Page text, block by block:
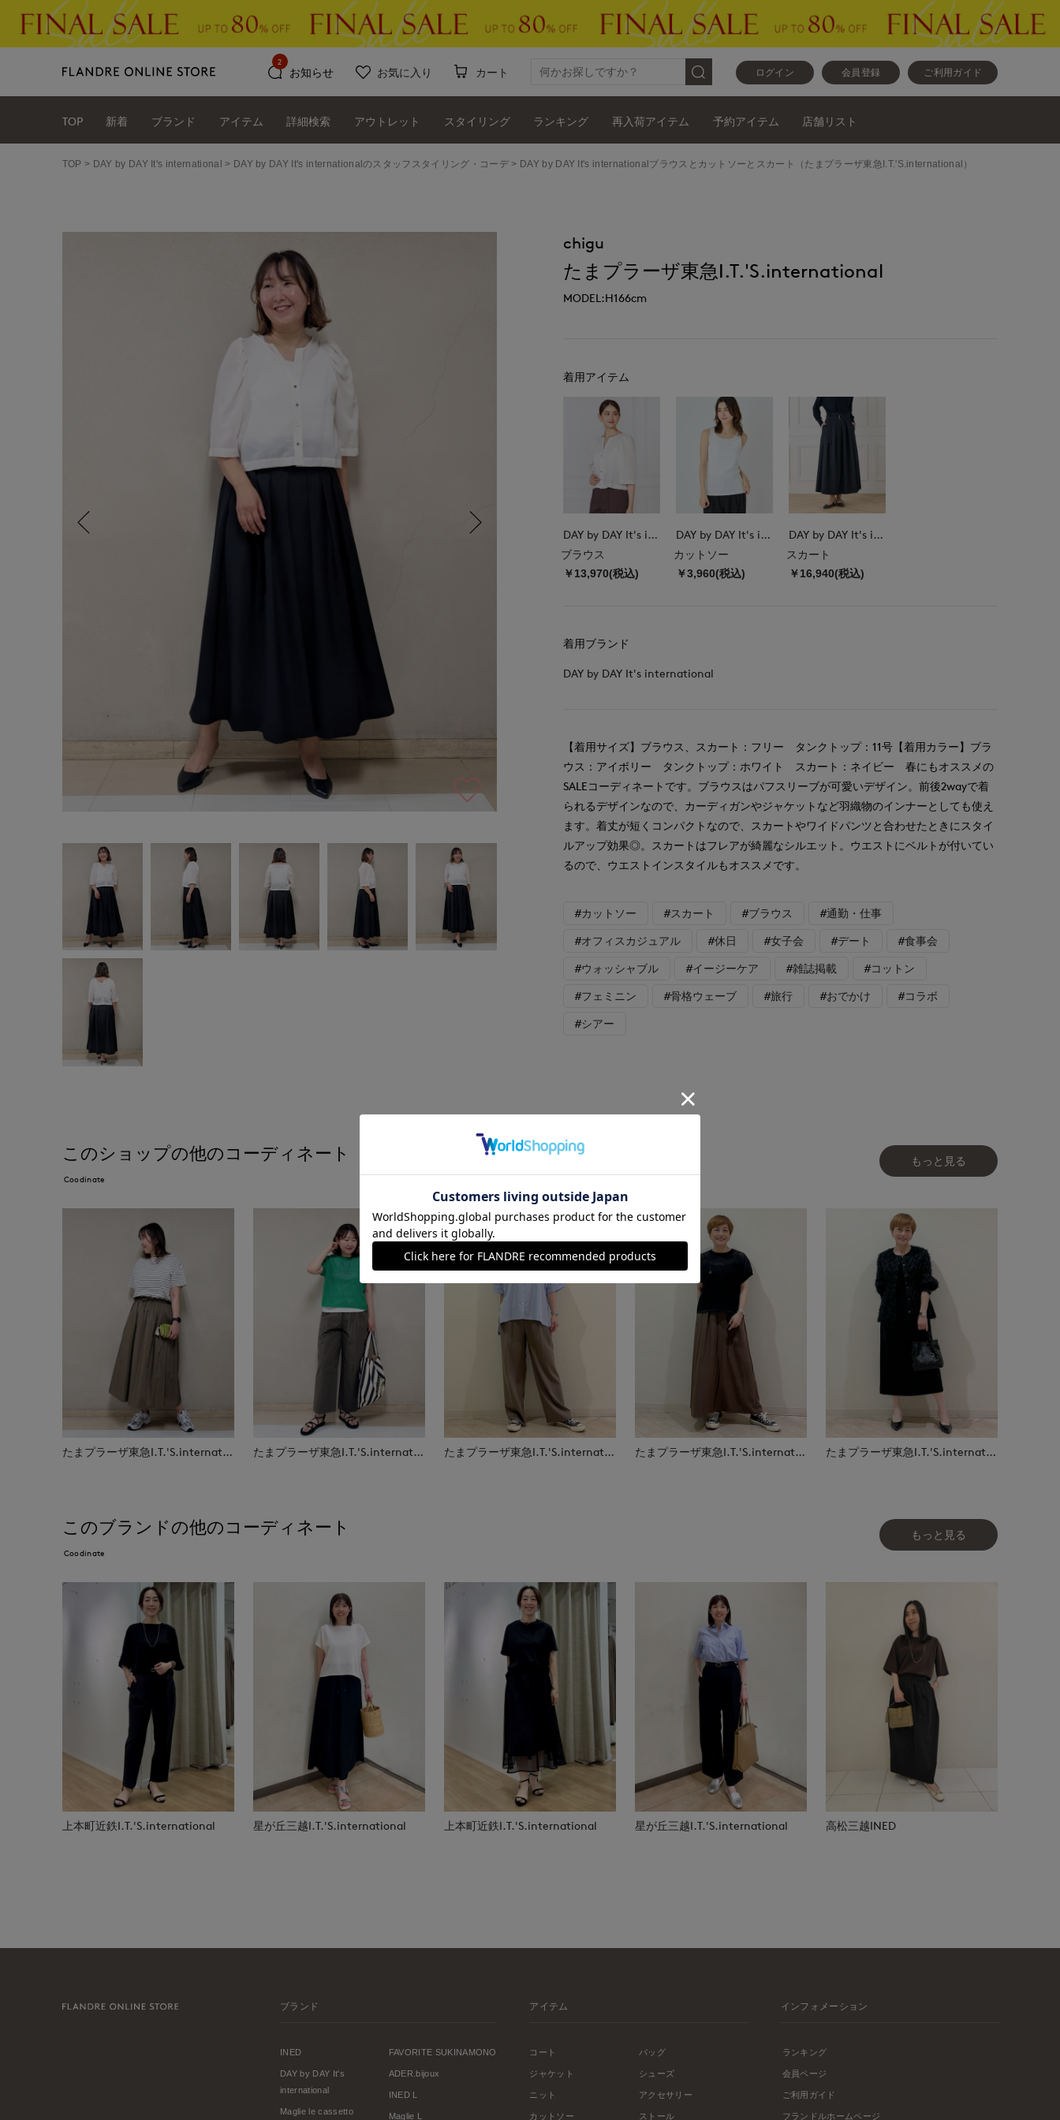
ログイン 会員登録 ご利用ガイド
お知らせ
2
お気に入り カート
TOP 新着 ブランド アイテム 詳細検索 アウトレット スタイリング ランキング 再入荷アイテム 予約アイテム 店舗リスト
TOP DAY by DAY It's international DAY by DAY It's internationalのスタッフスタイリング・コーデ DAY by DAY It's internationalブラウスとカットソーとスカート（たまプラーザ東急I.T.'S.international）
chigu
たまプラーザ東急I.T.'S.international
MODEL:H166cm
着用アイテム
DAY by DAY It's international
ブラウス
￥13,970(税込)
DAY by DAY It's international
カットソー
￥3,960(税込)
DAY by DAY It's international
スカート
￥16,940(税込)
着用ブランド
DAY by DAY It's international
【着用サイズ】ブラウス、スカート：フリー タンクトップ：11号【着用カラー】ブラ
ウス：アイボリー タンクトップ：ホワイト スカート：ネイビー 春にもオススメの
SALEコーディネートです。ブラウスはパフスリーブが可愛いデザイン。前後2wayで着
られるデザインなので、カーディガンやジャケットなど羽織物のインナーとしても使え
ます。着丈が短くコンパクトなので、スカートやワイドパンツと合わせたときにスタイ
ルアップ効果◎。スカートはフレアが綺麗なシルエット。ウエストにベルトが付いてい
るので、ウエストインスタイルもオススメです。
#カットソー #スカート #ブラウス #通勤・仕事
#オフィスカジュアル #休日 #女子会 #デート #食事会
#ウォッシャブル #イージーケア #雑誌掲載 #コットン
#フェミニン #骨格ウェーブ #旅行 #おでかけ #コラボ
#シアー
このショップの他のコーディネート
Coodinate
もっと見る
たまプラーザ東急I.T.'S.international たまプラーザ東急I.T.'S.international たまプラーザ東急I.T.'S.international たまプラーザ東急I.T.'S.international たまプラーザ東急I.T.'S.international
このブランドの他のコーディネート
Coodinate
もっと見る
上本町近鉄I.T.'S.international 星が丘三越I.T.'S.international 上本町近鉄I.T.'S.international 星が丘三越I.T.'S.international 高松三越INED
ブランド
INED
DAY by DAY It's
international
Maglie le cassetto
FAVORITE SUKINAMONO
ADER.bijoux
INED L
Maglie L
アイテム
コート
ジャケット
ニット
カットソー
バッグ
シューズ
アクセサリー
ストール
インフォメーション
ランキング
会員ページ
ご利用ガイド
フランドルホームページ